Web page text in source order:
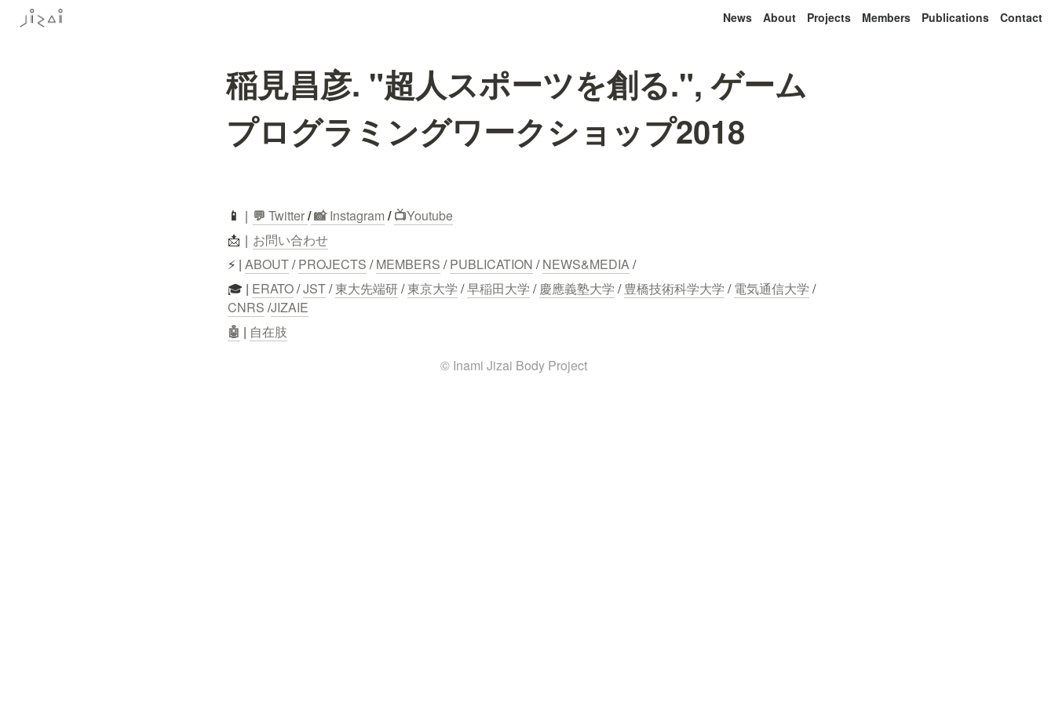
News About Projects Members Publications Contact
稲見昌彦. "超人スポーツを創る.", ゲーム
プログラミングワークショップ2018
📱 ｜ 💬 Twitter/ 📸 Instagram / 📺Youtube
📩｜ お問い合わせ
⚡ | ABOUT / PROJECTS / MEMBERS / PUBLICATION / NEWS&MEDIA /
🎓 | ERATO / JST / 東大先端研 / 東京大学 / 早稲田大学 / 慶應義塾大学 / 豊橋技術科学大学 / 電気通信大学 /
CNRS /JIZAIE
🤖 | 自在肢
© Inami Jizai Body Project